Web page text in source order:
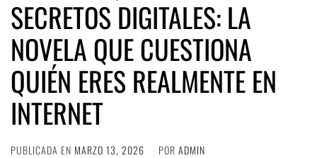
SECRETOS DIGITALES: LA
NOVELA QUE CUESTIONA
QUIÉN ERES REALMENTE EN
INTERNET
PUBLICADA EN MARZO 13, 2026 POR ADMIN